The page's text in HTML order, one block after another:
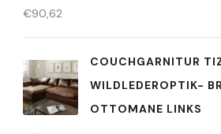
€90,62
COUCHGARNITUR
WILDLEDEROPTIK-
OTTOMANE LINKS